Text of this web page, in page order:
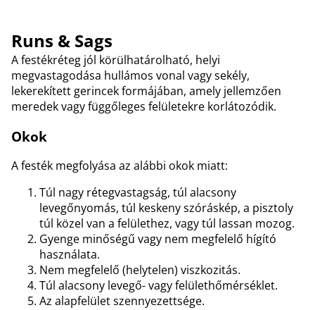
Runs & Sags
A festékréteg jól körülhatárolható, helyi
megvastagodása hullámos vonal vagy sekély,
lekerekített gerincek formájában, amely jellemzően
meredek vagy függőleges felületekre korlátozódik.
Okok
A festék megfolyása az alábbi okok miatt:
Túl nagy rétegvastagság, túl alacsony
levegőnyomás, túl keskeny szóráskép, a pisztoly
túl közel van a felülethez, vagy túl lassan mozog.
Gyenge minőségű vagy nem megfelelő hígító
használata.
Nem megfelelő (helytelen) viszkozitás.
Túl alacsony levegő- vagy felülethőmérséklet.
Az alapfelület szennyezettsége.